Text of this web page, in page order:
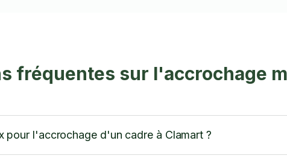
fréquentes sur l'accrochage
pour l'accrochage d'un cadre à Clamart ?